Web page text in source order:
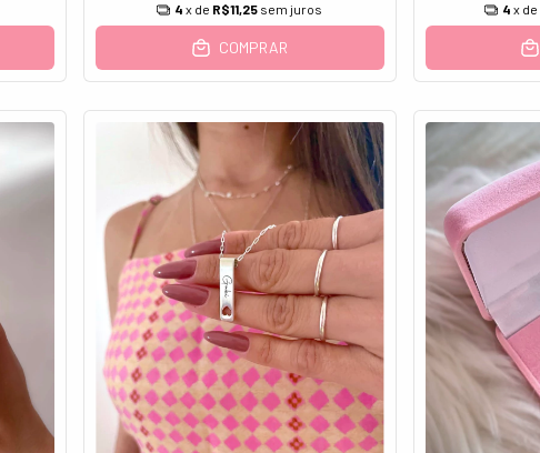
4 x de R$11,25 sem juros
COMPRAR
4 x de